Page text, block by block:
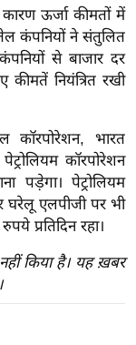
कारण ऊर्जा कीमतों में
कंपनियों ने संतुलित
से बाजार दर
नियंत्रित रखी
भारत
कॉरपोरेशन
पड़ेगा। पेट्रोलियम
घरेलू एलपीजी पर भी
प्रतिदिन रहा।
किया है। यह ख़बर